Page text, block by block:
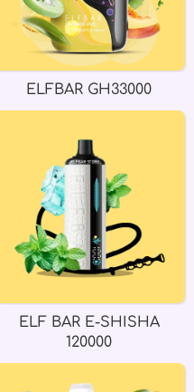
ELFBAR GH33000
ELF BAR E-SHISHA
120000